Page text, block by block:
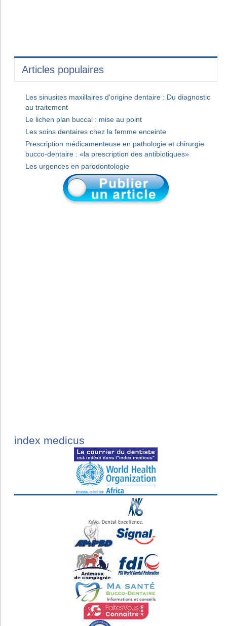
Articles populaires
Les sinusites maxillaires d'origine dentaire : Du diagnostic
au traitement
Le lichen plan buccal : mise au point
Les soins dentaires chez la femme enceinte
Prescription médicamenteuse en pathologie et chirurgie
bucco-dentaire : «la prescription des antibiotiques»
Les urgences en parodontologie
index medicus